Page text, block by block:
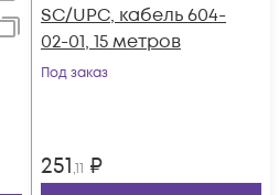
SC/UPC, кабель 604-
02-01, 15 метров
Под заказ
251,11 ₽